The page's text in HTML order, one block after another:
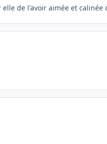
de l'avoir aimée et